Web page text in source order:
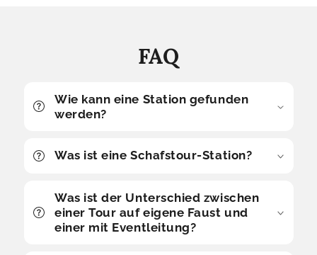
FAQ
Wie kann eine Station gefunden
werden?
Was ist eine Schafstour-Station?
Was ist der Unterschied zwischen
einer Tour auf eigene Faust und
einer mit Eventleitung?